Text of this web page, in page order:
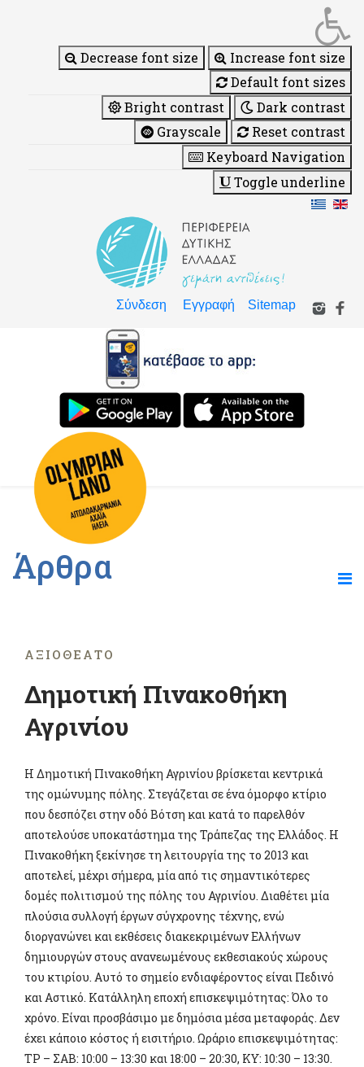
Decrease font size
Increase font size
Default font sizes
Bright contrast
Dark contrast
Grayscale
Reset contrast
Keyboard Navigation
Toggle underline
Σύνδεση Εγγραφή Sitemap
Άρθρα
ΑΞΙΟΘΈΑΤΟ
Δημοτική Πινακοθήκη
Αγρινίου
Η Δημοτική Πινακοθήκη Αγρινίου βρίσκεται κεντρικά
της ομώνυμης πόλης. Στεγάζεται σε ένα όμορφο κτίριο
που δεσπόζει στην οδό Βότση και κατά το παρελθόν
αποτελούσε υποκατάστημα της Τράπεζας της Ελλάδος. Η
Πινακοθήκη ξεκίνησε τη λειτουργία της το 2013 και
αποτελεί, μέχρι σήμερα, μία από τις σημαντικότερες
δομές πολιτισμού της πόλης του Αγρινίου. Διαθέτει μία
πλούσια συλλογή έργων σύγχρονης τέχνης, ενώ
διοργανώνει και εκθέσεις διακεκριμένων Ελλήνων
δημιουργών στους ανανεωμένους εκθεσιακούς χώρους
του κτιρίου. Αυτό το σημείο ενδιαφέροντος είναι Πεδινό
και Αστικό. Κατάλληλη εποχή επισκεψιμότητας: Όλο το
χρόνο. Είναι προσβάσιμο με δημόσια μέσα μεταφοράς. Δεν
έχει κάποιο κόστος ή εισιτήριο. Ωράριο επισκεψιμότητας:
ΤΡ – ΣΑΒ: 10:00 – 13:30 και 18:00 – 20:30, ΚΥ: 10:30 – 13:30.